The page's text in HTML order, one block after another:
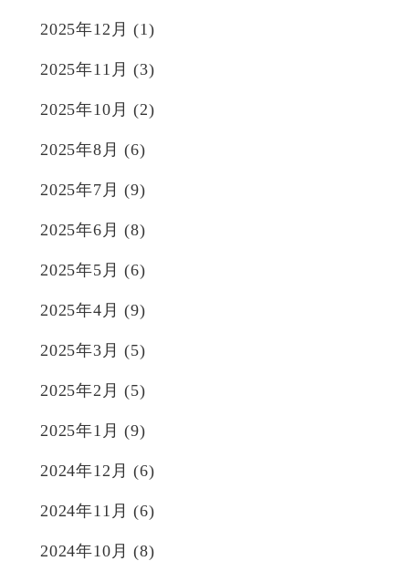
2025年12月 (1)
2025年11月 (3)
2025年10月 (2)
2025年8月 (6)
2025年7月 (9)
2025年6月 (8)
2025年5月 (6)
2025年4月 (9)
2025年3月 (5)
2025年2月 (5)
2025年1月 (9)
2024年12月 (6)
2024年11月 (6)
2024年10月 (8)